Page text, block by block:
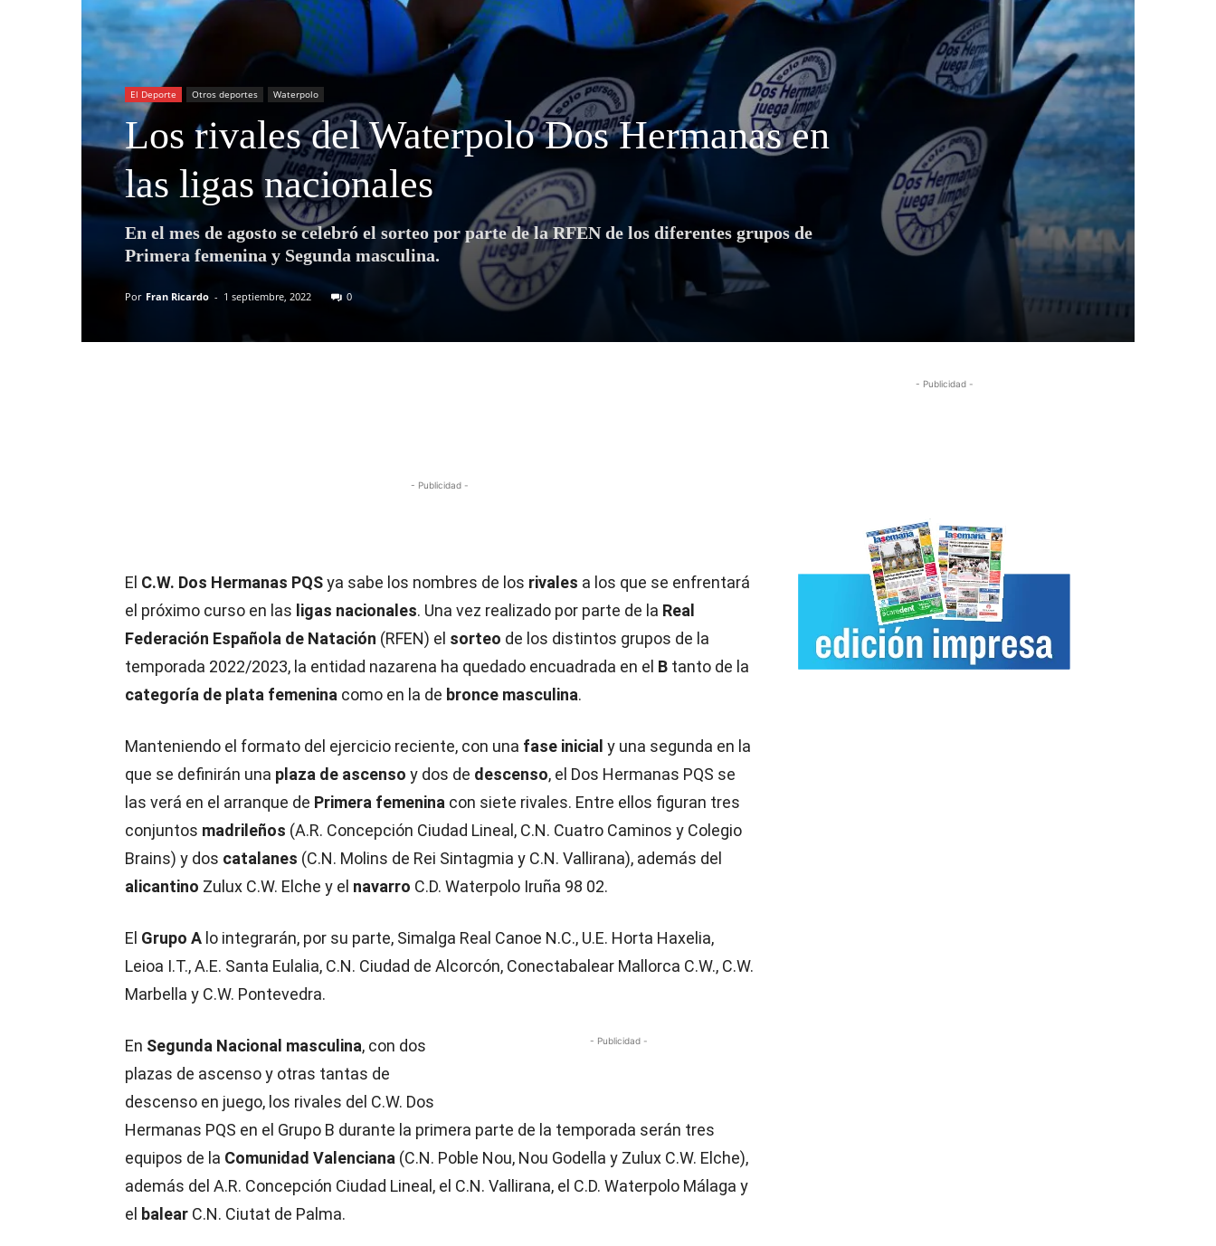
El Deporte Otros deportes Waterpolo
Los rivales del Waterpolo Dos Hermanas en
las ligas nacionales
En el mes de agosto se celebró el sorteo por parte de la RFEN de los diferentes grupos de
Primera femenina y Segunda masculina.
Por Fran Ricardo - 1 septiembre, 2022 0
- Publicidad -
El C.W. Dos Hermanas PQSya sabe los nombres de los rivales a los que se enfrentará
el próximo curso en las ligas nacionales. Una vez realizado por parte de la Real
Federación Española de Natación (RFEN) el sorteo de los distintos grupos de la
temporada 2022/2023, la entidad nazarena ha quedado encuadrada en el B tanto de la
categoría de plata femenina como en la de bronce masculina.
Manteniendo el formato del ejercicio reciente, con una fase inicial y una segunda en la
que se definirán una plaza de ascenso y dos de descenso, el Dos Hermanas PQS se
las verá en el arranque de Primera femenina con siete rivales. Entre ellos figuran tres
conjuntos madrileños (A.R. Concepción Ciudad Lineal, C.N. Cuatro Caminos y Colegio
Brains) y dos catalanes (C.N. Molins de Rei Sintagmia y C.N. Vallirana), además del
alicantino Zulux C.W. Elche y el navarro C.D. Waterpolo Iruña 98 02.
El Grupo A lo integrarán, por su parte, Simalga Real Canoe N.C., U.E. Horta Haxelia,
Leioa I.T., A.E. Santa Eulalia, C.N. Ciudad de Alcorcón, Conectabalear Mallorca C.W., C.W.
Marbella y C.W. Pontevedra.
- Publicidad -
En Segunda Nacional masculina, con dos
plazas de ascenso y otras tantas de
descenso en juego, los rivales del C.W. Dos
Hermanas PQS en el Grupo B durante la primera parte de la temporada serán tres
equipos de la Comunidad Valenciana (C.N. Poble Nou, Nou Godella y Zulux C.W. Elche),
además del A.R. Concepción Ciudad Lineal, el C.N. Vallirana, el C.D. Waterpolo Málaga y
el balear C.N. Ciutat de Palma.
- Publicidad -